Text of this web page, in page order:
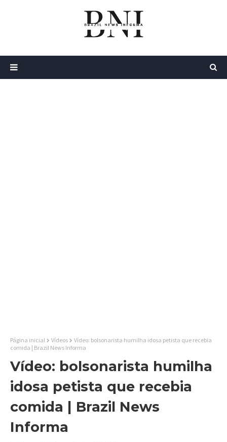
Página inicial Vídeos
Vídeo: bolsonarista humilha idosa petista que recebia
comida | Brazil News Informa
Vídeo: bolsonarista humilha
idosa petista que recebia
comida | Brazil News
Informa